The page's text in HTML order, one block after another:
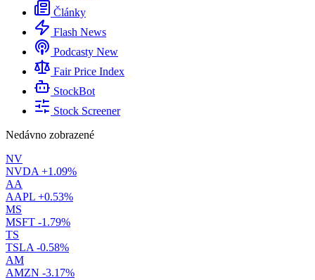
Články
Flash News
Podcasty New
Fair Price Index
StockBot
Stock Screener
Nedávno zobrazené
NV
NVDA +1.09%
AA
AAPL +0.53%
MS
MSFT -1.79%
TS
TSLA -0.58%
AM
AMZN -3.17%